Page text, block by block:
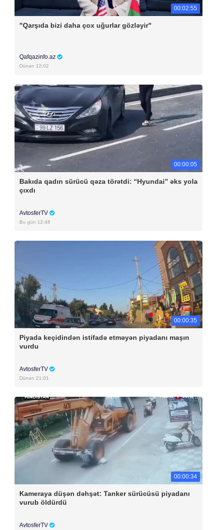
00:02:55
"Qarşıda bizi daha çox uğurlar gözləyir"
Qafqazinfo.az
Dünən 12:02
00:00:05
Bakıda qadın sürücü qəza törətdi: “Hyundai” əks yola
çıxdı
AvtosferTV
Bu gün 12:48
00:00:35
Piyada keçidindən istifadə etməyən piyadanı maşın
vurdu
AvtosferTV
Dünən 21:01
00:00:34
Kameraya düşən dəhşət: Tanker sürücüsü piyadanı
vurub öldürdü
AvtosferTV